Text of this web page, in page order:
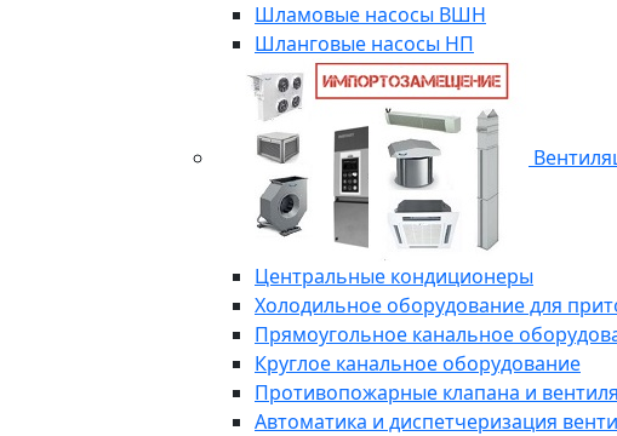
Шламовые насосы ВШН
Шланговые насосы НП
Центральные кондиционеры
Холодильное оборудование для
Прямоугольное канальное
Круглое канальное оборудование
Противопожарные клапана и
Автоматика и диспетчеризация